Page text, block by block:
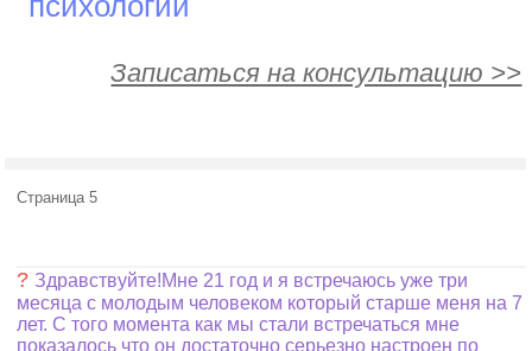
Записаться на консультацию >>
Страница 5
? Здравствуйте!Мне 21 год и я встречаюсь уже три
месяца с молодым человеком который старше меня на 7
лет. С того момента как мы стали встречаться мне
показалось что он достаточно серьезно настроен по